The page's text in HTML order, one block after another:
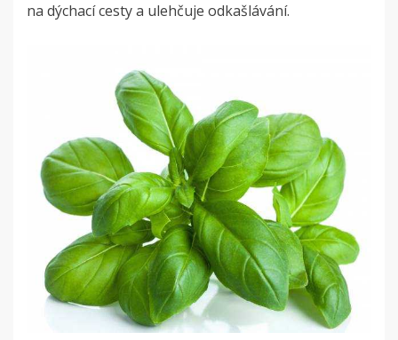
na dýchací cesty a ulehčuje odkašlávání.